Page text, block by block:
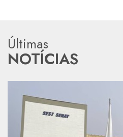
Últimas
NOTÍCIAS